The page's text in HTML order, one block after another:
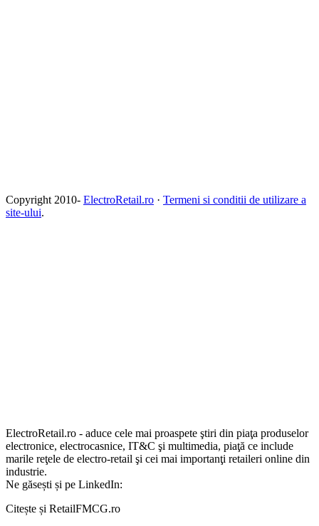
Copyright 2010- ElectroRetail.ro · Termeni si conditii de utilizare a
site-ului.
ElectroRetail.ro - aduce cele mai proaspete ştiri din piaţa produselor
electronice, electrocasnice, IT&C şi multimedia, piaţă ce include
marile reţele de electro-retail şi cei mai importanţi retaileri online din
industrie.
Ne găsești și pe LinkedIn:
Citește și RetailFMCG.ro